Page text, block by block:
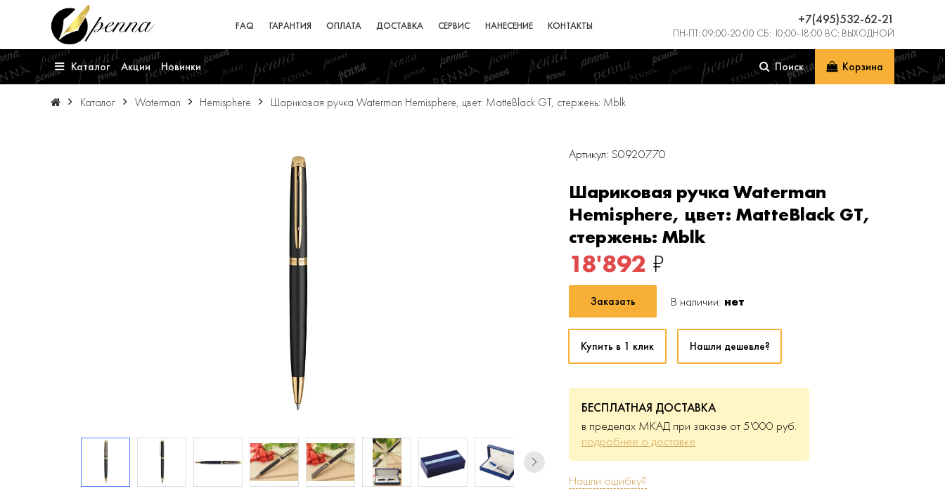
FAQ ГАРАНТИЯ ОПЛАТА ДОСТАВКА СЕРВИС НАНЕСЕНИЕ КОНТАКТЫ +7(495)532-62-21
ПН-ПТ: 09:00-20:00 СБ: 10:00-18:00 ВС: ВЫХОДНОЙ
Каталог Акции Новинки Поиск Корзина
Каталог Waterman Hemisphere Шариковая ручка Waterman Hemisphere, цвет: MatteBlack GT, стержень: Mblk
Артикул: S0920770
Шариковая ручка Waterman
Hemisphere, цвет: MatteBlack GT,
стержень: Mblk
18'892 ₽
Заказать В наличии: нет
Купить в 1 клик Нашли дешевле?
БЕСПЛАТНАЯ ДОСТАВКА
в пределах МКАД при заказе от 5'000 руб.
подробнее о доставке
Нашли ошибку?